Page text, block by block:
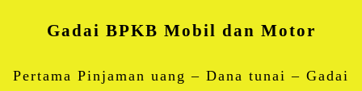
Gadai BPKB Mobil dan Motor
Pertama Pinjaman uang – Dana tunai – Gadai